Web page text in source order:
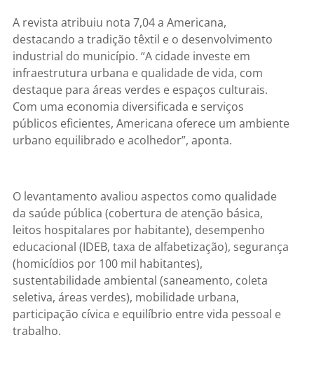
A revista atribuiu nota 7,04 a Americana,
destacando a tradição têxtil e o desenvolvimento
industrial do município. “A cidade investe em
infraestrutura urbana e qualidade de vida, com
destaque para áreas verdes e espaços culturais.
Com uma economia diversificada e serviços
públicos eficientes, Americana oferece um ambiente
urbano equilibrado e acolhedor”, aponta.
O levantamento avaliou aspectos como qualidade
da saúde pública (cobertura de atenção básica,
leitos hospitalares por habitante), desempenho
educacional (IDEB, taxa de alfabetização), segurança
(homicídios por 100 mil habitantes),
sustentabilidade ambiental (saneamento, coleta
seletiva, áreas verdes), mobilidade urbana,
participação cívica e equilíbrio entre vida pessoal e
trabalho.